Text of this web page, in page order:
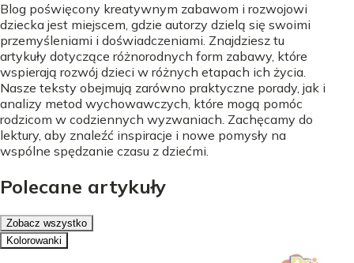
Blog poświęcony kreatywnym zabawom i rozwojowi
dziecka jest miejscem, gdzie autorzy dzielą się swoimi
przemyśleniami i doświadczeniami. Znajdziesz tu
artykuły dotyczące różnorodnych form zabawy, które
wspierają rozwój dzieci w różnych etapach ich życia.
Nasze teksty obejmują zarówno praktyczne porady, jak i
analizy metod wychowawczych, które mogą pomóc
rodzicom w codziennych wyzwaniach. Zachęcamy do
lektury, aby znaleźć inspiracje i nowe pomysły na
wspólne spędzanie czasu z dziećmi.
Polecane artykuły
Zobacz wszystko
Kolorowanki